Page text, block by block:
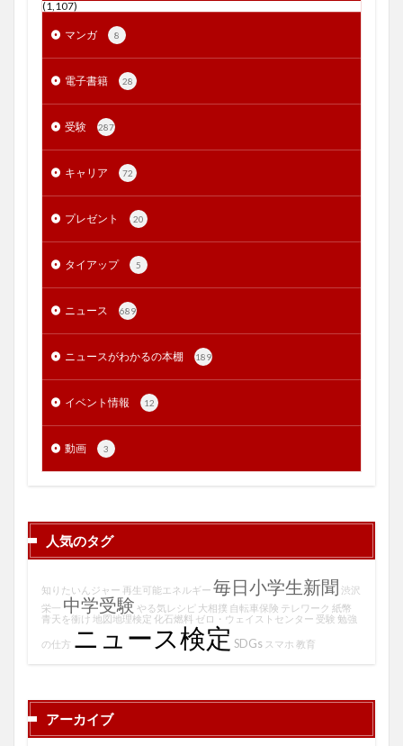
(1,107)
マンガ 8
電子書籍 28
受験 287
キャリア 72
プレゼント 20
タイアップ 5
ニュース 689
ニュースがわかるの本棚 189
イベント情報 12
動画 3
人気のタグ
知りたいんジャー 再生可能エネルギー 毎日小学生新聞 渋沢
栄一 中学受験 やる気レシピ 大相撲 自転車保険 テレワーク 紙幣
青天を衝け 地図地理検定 化石燃料 ゼロ・ウェイストセンター 受験 勉強
の仕方 ニュース検定 SDGs スマホ 教育
アーカイブ